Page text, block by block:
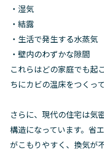
・湿気
・結露
・生活で発生する水蒸気
・壁内のわずかな隙間
これらはどの家庭でも起
ちにカビの温床をつくっ
さらに、現代の住宅は気
構造になっています。省
がこもりやすく、換気が